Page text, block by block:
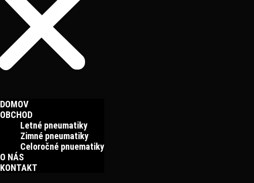
DOMOV
OBCHOD
Letné pneumatiky
Zimné pneumatiky
Celoročné pnuematiky
O NÁS
KONTAKT